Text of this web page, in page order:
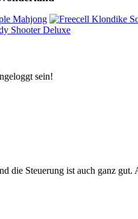
sein!
die Steuerung ist auch ganz